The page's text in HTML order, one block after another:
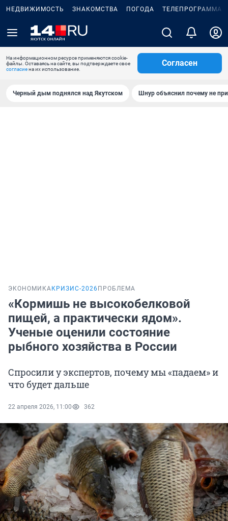
НЕДВИЖИМОСТЬ ЗНАКОМСТВА ПОГОДА ТЕЛЕПРОГРАММА
На информационном ресурсе применяются cookie-
файлы. Оставаясь на сайте, вы подтверждаете свое
согласиена их использование.
Согласен
Черный дым поднялся над Якутском Шнур объяснил почему не
ЭКОНОМИКА КРИЗИС-2026 ПРОБЛЕМА
«Кормишь не высокобелковой
пищей, а практически ядом».
Ученые оценили состояние
рыбного хозяйства в России
Спросили у экспертов, почему мы «падаем» и
что будет дальше
22 апреля 2026, 11:00 362